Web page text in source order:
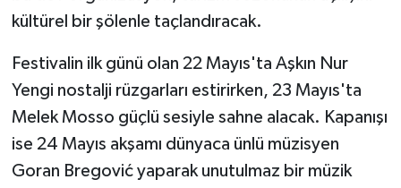
kültürel bir şölenle taçlandıracak.
Festivalin ilk günü olan 22 Mayıs'ta Aşkın Nur
Yengi nostalji rüzgarları estirirken, 23 Mayıs'ta
Melek Mosso güçlü sesiyle sahne alacak. Kapanışı
ise 24 Mayıs akşamı dünyaca ünlü müzisyen
Goran Bregović yaparak unutulmaz bir müzik